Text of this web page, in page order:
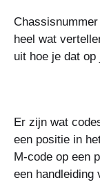
heel wat
uit hoe je dat
Er zijn wat
een positie in
M-code op een
een handleiding